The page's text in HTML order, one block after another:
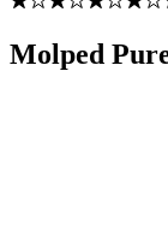
Molped